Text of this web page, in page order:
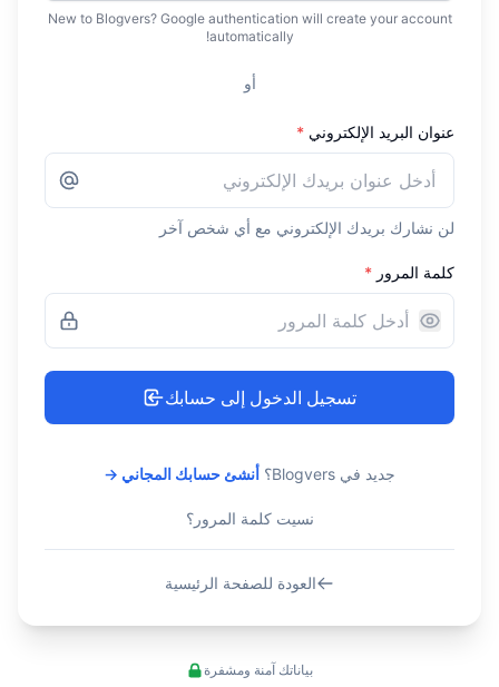
New to Blogvers? Google authentication will create your account
automatically!
أو
عنوان البريد الإلكتروني *
لن نشارك بريدك الإلكتروني مع أي شخص آخر
كلمة المرور *
تسجيل الدخول إلى حسابك
جديد في Blogvers؟ أنشئ حسابك المجاني →
نسيت كلمة المرور؟
العودة للصفحة الرئيسية
بياناتك آمنة ومشفرة